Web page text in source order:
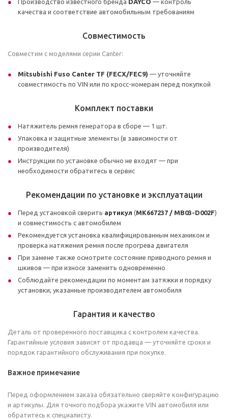
качества и соответствие автомобильным требованиям
Совместимость
Совместим с моделями серии Canter:
Mitsubishi Fuso Canter TF (FECX/FEC9) — уточняйте
совместимость по VIN или по кросс-номерам перед покупкой
Комплект поставки
Натяжитель ремня генератора в сборе — 1 шт.
Упаковка и защитные элементы (в зависимости от
производителя)
Инструкции по установке обычно не входят — при
необходимости обратитесь в сервис
Рекомендации по установке и эксплуатации
Перед установкой сверить артикул (MK667237 / MB03-D002F)
и совместимость с автомобилем
Рекомендуется установка квалифицированным механиком и
проверка натяжения ремня после прогрева двигателя
При замене также осмотрите состояние приводного ремня и
шкивов — при износе заменить одновременно
Соблюдайте рекомендации по моментам затяжки и порядку
установки, указанные производителем автомобиля
Гарантия и качество
Деталь от проверенного поставщика с контролем качества.
Гарантийные условия зависят от продавца — уточняйте сроки и
порядок гарантийного обслуживания при покупке.
Важное примечание
Перед оформлением заказа обязательно сверяйте конфигурацию
и артикулы. Для точного подбора укажите VIN автомобиля или
обратитесь к специалисту.